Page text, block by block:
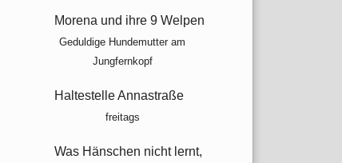
Morena und ihre 9 Welpen
Geduldige Hundemutter am
Jungfernkopf
Haltestelle Annastraße
freitags
Was Hänschen nicht lernt,